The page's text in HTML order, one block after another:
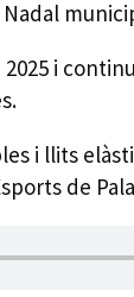
i
i llits
de